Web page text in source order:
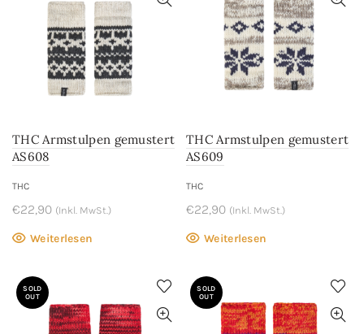
THC Armstulpen gemustert
AS608
THC
€22,90 (Inkl. MwSt.)
Weiterlesen
THC Armstulpen gemustert
AS609
THC
€22,90 (Inkl. MwSt.)
Weiterlesen
SOLD
OUT
SOLD
OUT